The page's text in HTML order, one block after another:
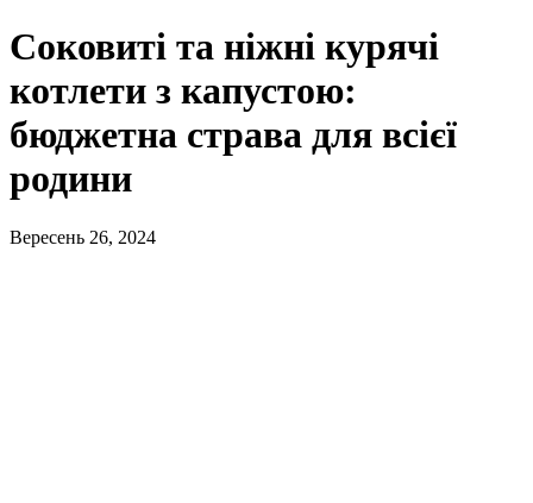
Соковиті та ніжні курячі
котлети з капустою:
бюджетна страва для всієї
родини
Вересень 26, 2024